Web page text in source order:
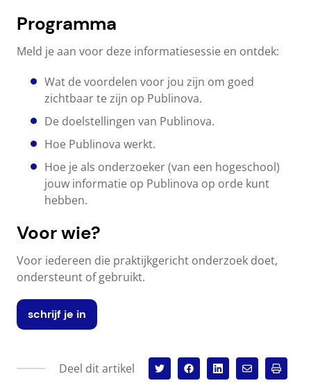
Programma
Meld je aan voor deze informatiesessie en ontdek:
Wat de voordelen voor jou zijn om goed
zichtbaar te zijn op Publinova.
De doelstellingen van Publinova.
Hoe Publinova werkt.
Hoe je als onderzoeker (van een hogeschool)
jouw informatie op Publinova op orde kunt
hebben.
Voor wie?
Voor iedereen die praktijkgericht onderzoek doet,
ondersteunt of gebruikt.
schrijf je in
Deel dit artikel